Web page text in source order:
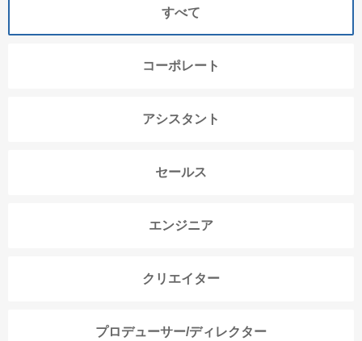
すべて
コーポレート
アシスタント
セールス
エンジニア
クリエイター
プロデューサー/ディレクター